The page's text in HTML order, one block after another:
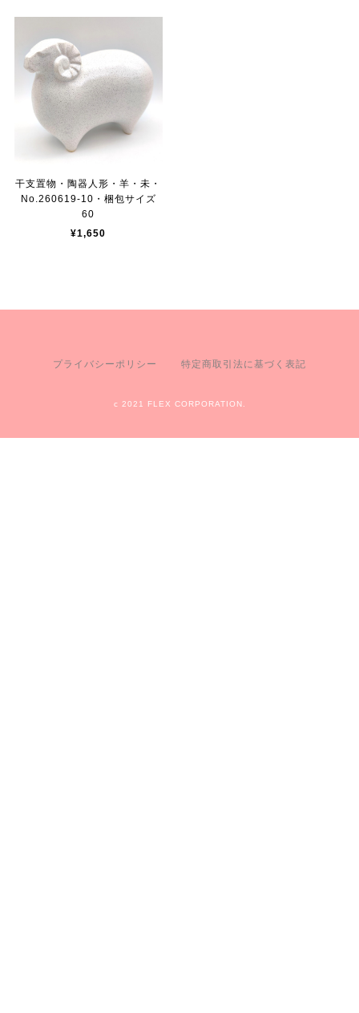
干支置物・陶器人形・羊・未・
No.260619-10・梱包サイズ
60
¥1,650
プライバシーポリシー 特定商取引法に基づく表記
c 2021 FLEX CORPORATION.